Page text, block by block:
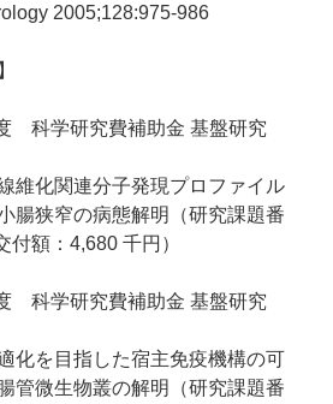
2005;128:975-986
科学研究費補助金 基盤研究
維化関連分子発現プロファイル
腸狭窄の病態解明（研究課題番
額：4,680 千円）
科学研究費補助金 基盤研究
化を目指した宿主免疫機構の可
管微生物叢の解明（研究課題番